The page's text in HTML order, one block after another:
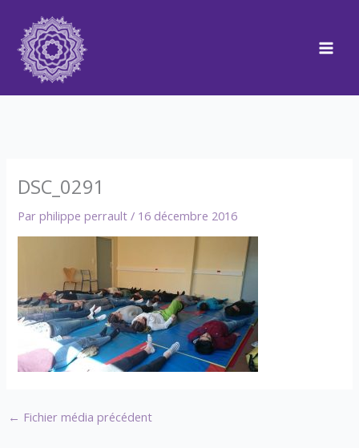
contenu
DSC_0291
Parphilippe perrault/ 16 décembre 2016
← Fichier média précédent